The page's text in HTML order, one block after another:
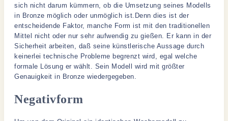
sich nicht darum kümmern, ob die Umsetzung seines Modells
in Bronze möglich oder unmöglich ist.Denn dies ist der
entscheidende Faktor, manche Form ist mit den traditionellen
Mittel nicht oder nur sehr aufwendig zu gießen. Er kann in der
Sicherheit arbeiten, daß seine künstlerische Aussage durch
keinerlei technische Probleme begrenzt wird, egal welche
formale Lösung er wählt. Sein Modell wird mit größter
Genauigkeit in Bronze wiedergegeben.
Negativform